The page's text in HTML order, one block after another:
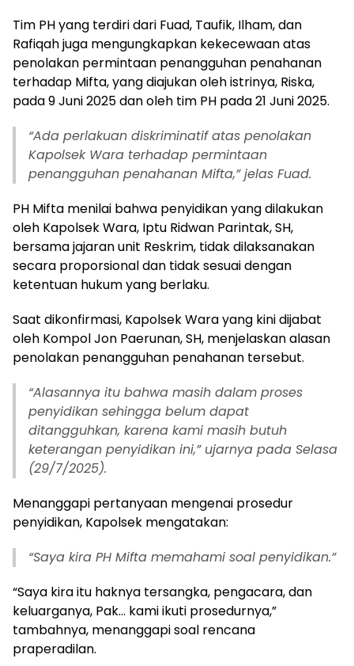
Tim PH yang terdiri dari Fuad, Taufik, Ilham, dan
Rafiqah juga mengungkapkan kekecewaan atas
penolakan permintaan penangguhan penahanan
terhadap Mifta, yang diajukan oleh istrinya, Riska,
pada 9 Juni 2025 dan oleh tim PH pada 21 Juni 2025.
“Ada perlakuan diskriminatif atas penolakan
Kapolsek Wara terhadap permintaan
penangguhan penahanan Mifta,” jelas Fuad.
PH Mifta menilai bahwa penyidikan yang dilakukan
oleh Kapolsek Wara, Iptu Ridwan Parintak, SH,
bersama jajaran unit Reskrim, tidak dilaksanakan
secara proporsional dan tidak sesuai dengan
ketentuan hukum yang berlaku.
Saat dikonfirmasi, Kapolsek Wara yang kini dijabat
oleh Kompol Jon Paerunan, SH, menjelaskan alasan
penolakan penangguhan penahanan tersebut.
“Alasannya itu bahwa masih dalam proses
penyidikan sehingga belum dapat
ditangguhkan, karena kami masih butuh
keterangan penyidikan ini,” ujarnya pada Selasa
(29/7/2025).
Menanggapi pertanyaan mengenai prosedur
penyidikan, Kapolsek mengatakan:
“Saya kira PH Mifta memahami soal penyidikan.”
“Saya kira itu haknya tersangka, pengacara, dan
keluarganya, Pak… kami ikuti prosedurnya,”
tambahnya, menanggapi soal rencana
praperadilan.